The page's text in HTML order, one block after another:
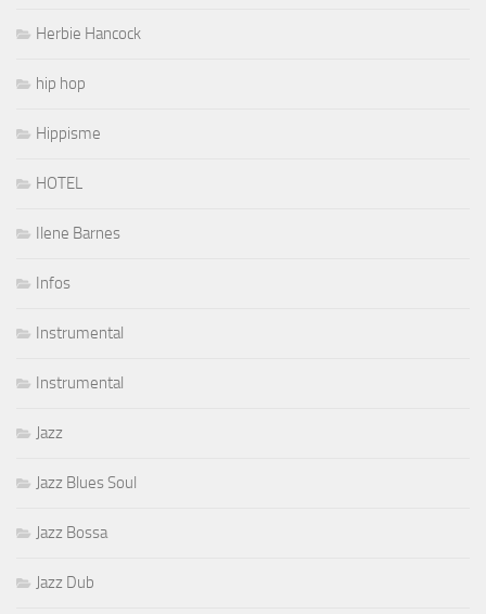
Herbie Hancock
hip hop
Hippisme
HOTEL
Ilene Barnes
Infos
Instrumental
Instrumental
Jazz
Jazz Blues Soul
Jazz Bossa
Jazz Dub